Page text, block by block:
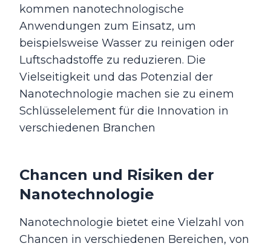
kommen nanotechnologische
Anwendungen zum Einsatz, um
beispielsweise Wasser zu reinigen oder
Luftschadstoffe zu reduzieren. Die
Vielseitigkeit und das Potenzial der
Nanotechnologie machen sie zu einem
Schlüsselelement für die Innovation in
verschiedenen Branchen
Chancen und Risiken der
Nanotechnologie
Nanotechnologie bietet eine Vielzahl von
Chancen in verschiedenen Bereichen, von